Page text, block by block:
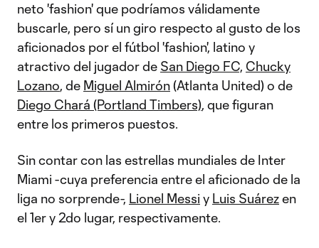
neto 'fashion' que podríamos válidamente
buscarle, pero sí un giro respecto al gusto de los
aficionados por el fútbol 'fashion', latino y
atractivo del jugador de San Diego FC, Chucky
Lozano, de Miguel Almirón(Atlanta United) o de
Diego Chará (Portland Timbers), que figuran
entre los primeros puestos.
Sin contar con las estrellas mundiales de Inter
Miami -cuya preferencia entre el aficionado de la
liga no sorprende-, Lionel Messi y Luis Suárezen
el 1er y 2do lugar, respectivamente.